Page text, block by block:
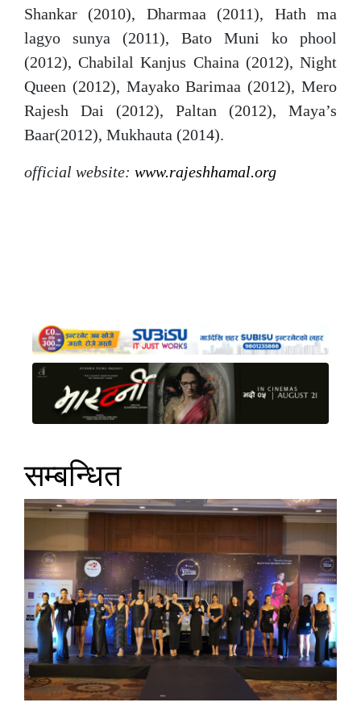
Shankar (2010), Dharmaa (2011), Hath ma
lagyo sunya (2011), Bato Muni ko phool
(2012), Chabilal Kanjus Chaina (2012), Night
Queen (2012), Mayako Barimaa (2012), Mero
Rajesh Dai (2012), Paltan (2012), Maya’s
Baar(2012), Mukhauta (2014).
official website: www.rajeshhamal.org
सम्बन्धित